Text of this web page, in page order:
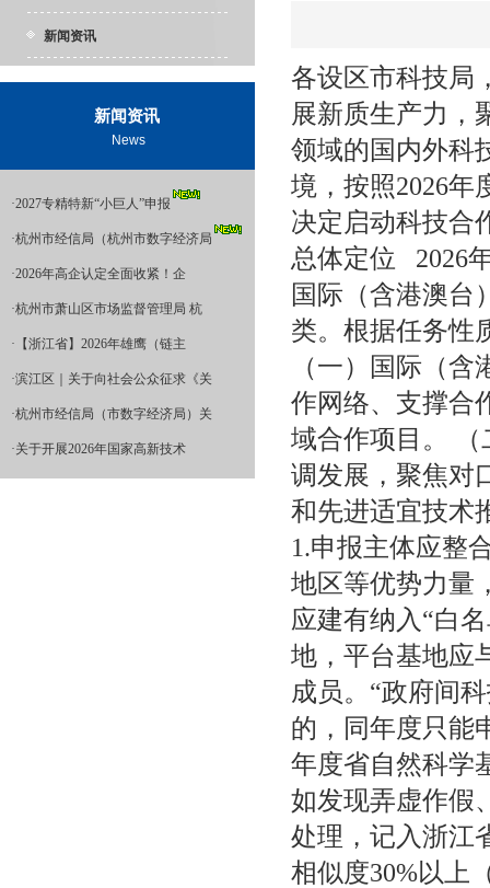
新闻资讯
新闻资讯
News
·2027专精特新“小巨人”申报
·杭州市经信局（杭州市数字经济局
·2026年高企认定全面收紧！企
·杭州市萧山区市场监督管理局 杭
· 【浙江省】2026年雄鹰（链主
·滨江区｜关于向社会公众征求《关
·杭州市经信局（市数字经济局）关
·关于开展2026年国家高新技术
各设区市科技局
展新质生产力，
领域的国内外科
境，按照2026年
决定启动科技
总体定位 2026
国际（含港澳台
类。根据任务性
（一）国际（
作网络、支撑合
域合作项目。
调发展，聚焦对
和先进适宜技
1.申报主体应整
地区等优势力量
应建有纳入“白
地，平台基地应
成员。“政府间
的，同年度只能
年度省自然科学
如发现弄虚作假
处理，记入浙江
相似度30%以上